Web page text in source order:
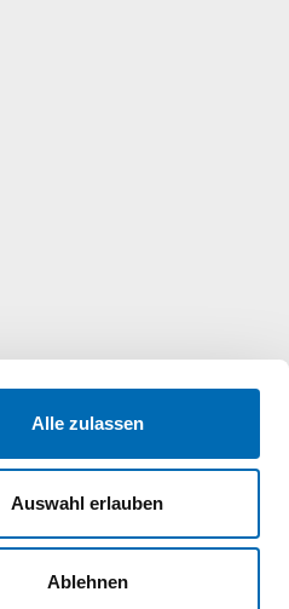
Alle zulassen
Auswahl erlauben
Ablehnen